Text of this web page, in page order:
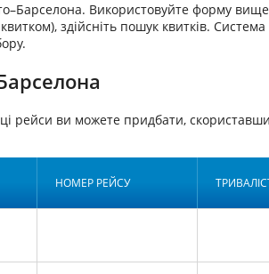
Використовуйте форму
здійсніть пошук квитків.
рейси ви можете придбати,
НОМЕР РЕЙСУ